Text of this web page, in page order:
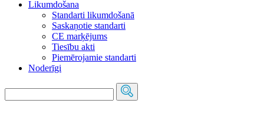
Likumdošana
Standarti likumdošanā
Saskaņotie standarti
CE marķējums
Tiesību akti
Piemērojamie standarti
Noderīgi